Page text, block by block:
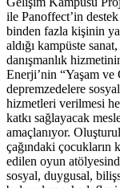
ile Panoffect’in
binden fazla kişinin
aldığı kampüste
danışmanlık
Enerji’nin “Yaşam
depremzedelere
hizmetleri verilmesi
katkı sağlayacak
amaçlanıyor.
çağındaki
edilen oyun
sosyal, duygusal,